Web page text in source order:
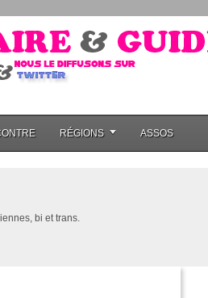
RÉGIONS ASSOS
bi et trans.